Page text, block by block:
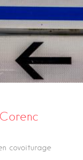
covoiturage